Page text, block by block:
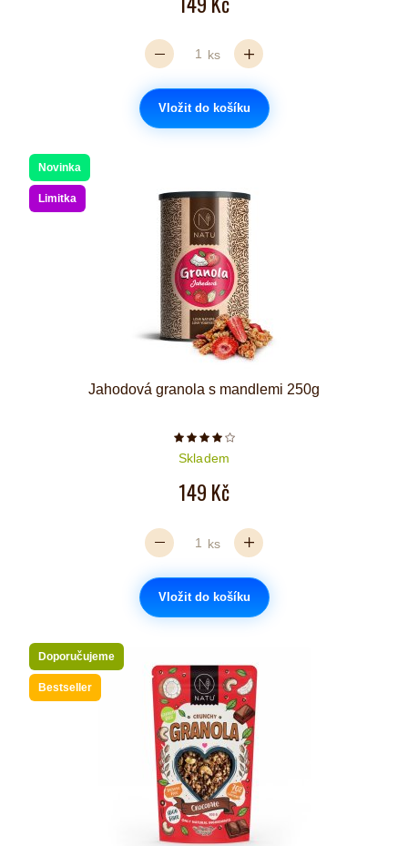
ks
Vložit do košíku
Novinka
Limitka
Jahodová granola s mandlemi 250g
Počet hvězdiček je 4 z 5
Skladem
149 Kč
ks
Vložit do košíku
Doporučujeme
Bestseller